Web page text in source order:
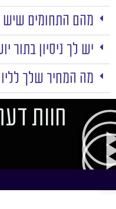
מהם התחומים שיש
יש לך ניסיון בתור
מה המחיר שלך
חוות